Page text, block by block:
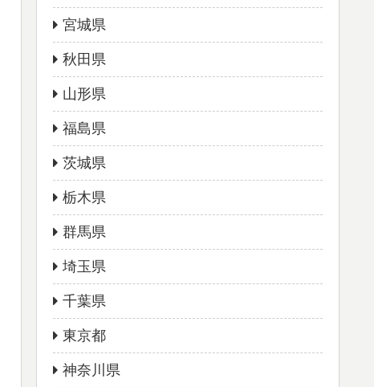
宮城県
秋田県
山形県
福島県
茨城県
栃木県
群馬県
埼玉県
千葉県
東京都
神奈川県